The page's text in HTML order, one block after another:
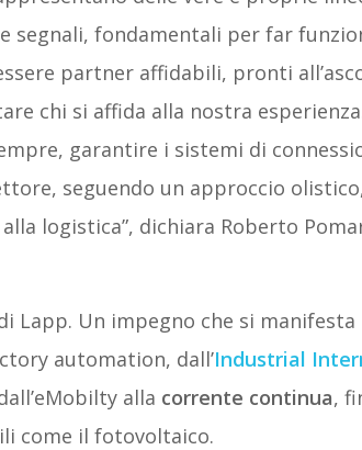
segnali, fondamentali per far
partner affidabili, pronti
chi si affida alla nostra
garantire i sistemi di
seguendo un approccio
logistica”, dichiara Roberto
Lapp. Un impegno che si manifesta
automation, dall’Industrial
alla corrente continua,
come il fotovoltaico.